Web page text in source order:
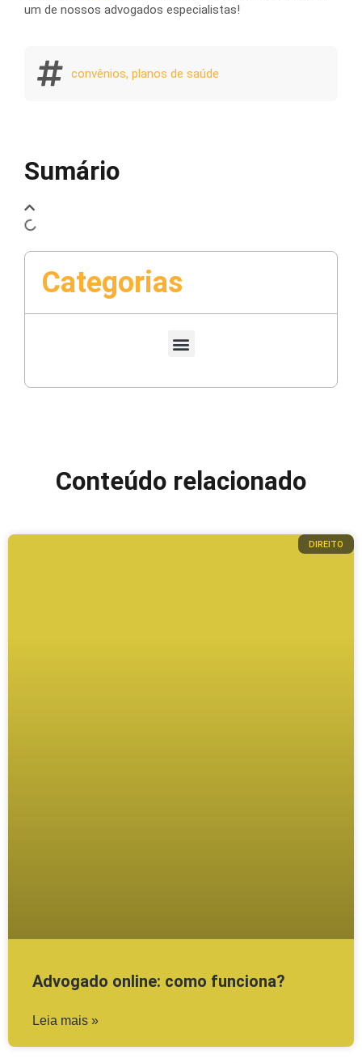
um de nossos advogados especialistas!
convênios, planos de saúde
Sumário
Categorias
Conteúdo relacionado
DIREITO
Advogado online: como funciona?
Leia mais »